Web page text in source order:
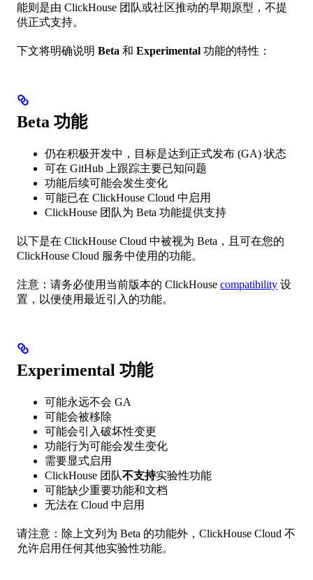
能则是由 ClickHouse 团队或社区推动的早期原型，不提
供正式支持。
下文将明确说明 Beta 和 Experimental 功能的特性：
Beta 功能
仍在积极开发中，目标是达到正式发布 (GA) 状态
可在 GitHub 上跟踪主要已知问题
功能后续可能会发生变化
可能已在 ClickHouse Cloud 中启用
ClickHouse 团队为 Beta 功能提供支持
以下是在 ClickHouse Cloud 中被视为 Beta，且可在您的
ClickHouse Cloud 服务中使用的功能。
注意：请务必使用当前版本的 ClickHouse compatibility 设
置，以便使用最近引入的功能。
Experimental 功能
可能永远不会 GA
可能会被移除
可能会引入破坏性变更
功能行为可能会发生变化
需要显式启用
ClickHouse 团队不支持实验性功能
可能缺少重要功能和文档
无法在 Cloud 中启用
请注意：除上文列为 Beta 的功能外，ClickHouse Cloud 不
允许启用任何其他实验性功能。